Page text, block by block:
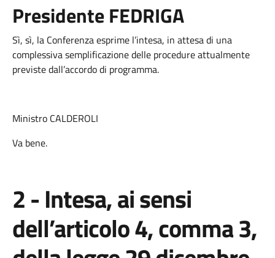
Presidente FEDRIGA
Sì, sì, la Conferenza esprime l’intesa, in attesa di una
complessiva semplificazione delle procedure attualmente
previste dall’accordo di programma.
Ministro CALDEROLI
Va bene.
2 - Intesa, ai sensi
dell’articolo 4, comma 3,